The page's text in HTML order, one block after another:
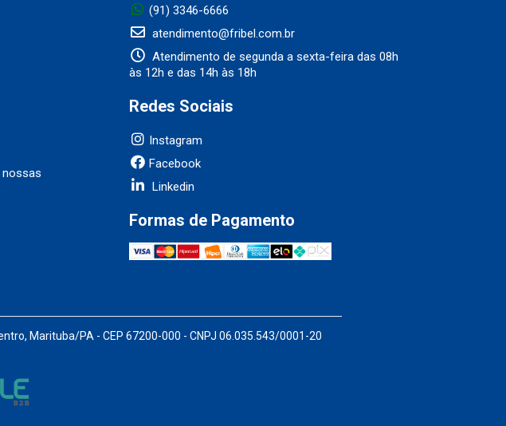
nossas
(91) 3346-6666
atendimento@fribel.com.br
Atendimento de segunda a sexta-feira das 08h
às 12h e das 14h às 18h
Redes Sociais
Instagram
Facebook
Linkedin
Formas de Pagamento
Marituba/PA - CEP 67200-000 - CNPJ 06.035.543/0001-20